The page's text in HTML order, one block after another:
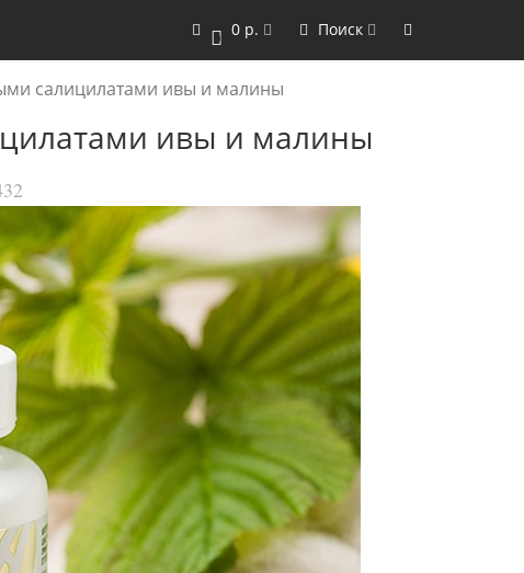
0 0 р. Поиск
салицилатами ивы и малины
ивы и малины